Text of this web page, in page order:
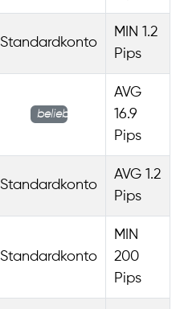
Standardkonto
MIN 1.2
Pips
beliebig
AVG
16.9
Pips
Standardkonto
AVG 1.2
Pips
Standardkonto
MIN
200
Pips